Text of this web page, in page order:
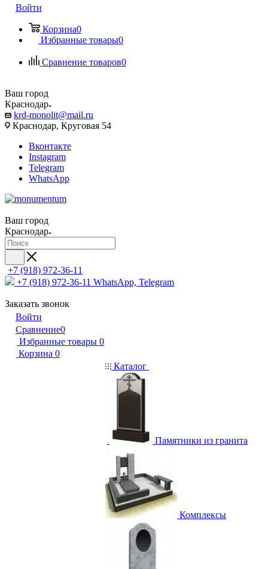
Войти
Корзина0
Избранные товары0
Сравнение товаров0
Ваш город
Краснодар
krd-monolit@mail.ru
Краснодар, Круговая 54
Вконтакте
Instagram
Telegram
WhatsApp
Ваш город
Краснодар
+7 (918) 972-36-11
+7 (918) 972-36-11 WhatsApp, Telegram
Заказать звонок
Войти
Сравнение0
Избранные товары 0
Корзина 0
Каталог
Памятники из гранита
Комплексы